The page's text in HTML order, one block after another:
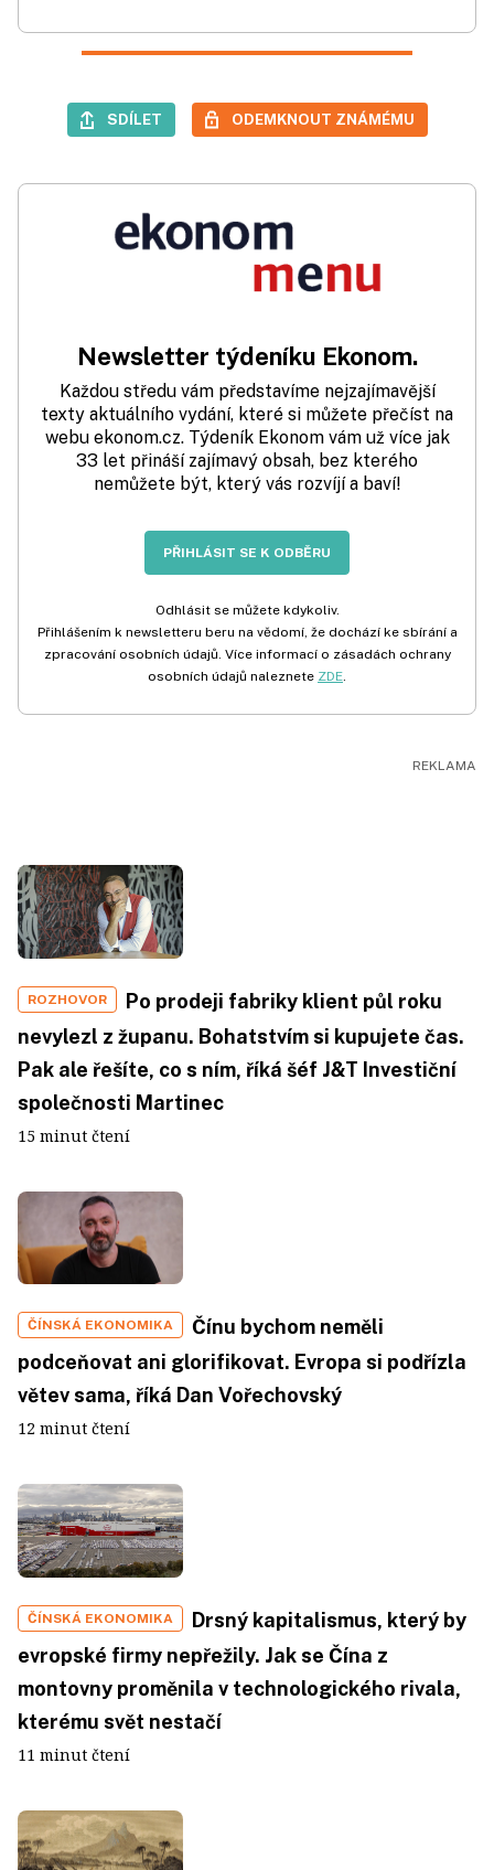
SDÍLET ODEMKNOUT ZNÁMÉMU
Newsletter týdeníku Ekonom.
Každou středu vám představíme nejzajímavější
texty aktuálního vydání, které si můžete přečíst na
webu ekonom.cz. Týdeník Ekonom vám už více jak
33 let přináší zajímavý obsah, bez kterého
nemůžete být, který vás rozvíjí a baví!
PŘIHLÁSIT SE K ODBĚRU
Odhlásit se můžete kdykoliv.
Přihlášením k newsletteru beru na vědomí, že dochází ke sbírání a
zpracování osobních údajů. Více informací o zásadách ochrany
osobních údajů naleznete ZDE.
ROZHOVOR
Po prodeji fabriky klient půl roku
nevylezl z županu. Bohatstvím si kupujete čas.
Pak ale řešíte, co s ním, říká šéf J&T Investiční
společnosti Martinec
15 minut čtení
ČÍNSKÁ EKONOMIKA
Čínu bychom neměli
podceňovat ani glorifikovat. Evropa si podřízla
větev sama, říká Dan Vořechovský
12 minut čtení
ČÍNSKÁ EKONOMIKA
Drsný kapitalismus, který by
evropské firmy nepřežily. Jak se Čína z
montovny proměnila v technologického rivala,
kterému svět nestačí
11 minut čtení